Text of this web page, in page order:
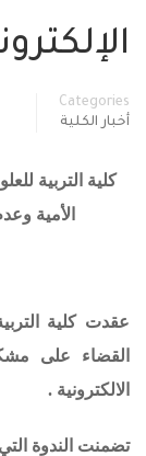
Categories
أخبار الكلية
كلية التربية
الأمية
عقدت كلية
القضاء على
الالكترونية .
تضمنت الندوة